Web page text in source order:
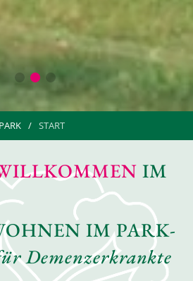
START
IM
IM PARK-
Demenzerkrankte